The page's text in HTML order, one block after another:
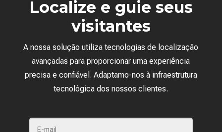
Localize e guie seus
visitantes
A nossa solução utiliza tecnologias de localização
avançadas para proporcionar uma experiência
precisa e confiável. Adaptamo-nos à infraestrutura
tecnológica dos nossos clientes.